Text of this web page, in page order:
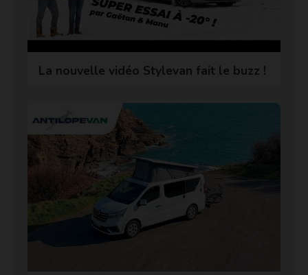
La nouvelle vidéo Stylevan fait le buzz !